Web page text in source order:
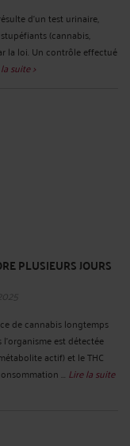
d’un test urinaire,
(cannabis,
la loi. Un contrôle effectué
suite >
PLUSIEURS JOURS
de cannabis longtemps
est détectée
actif) et le THC
... Lire la suite